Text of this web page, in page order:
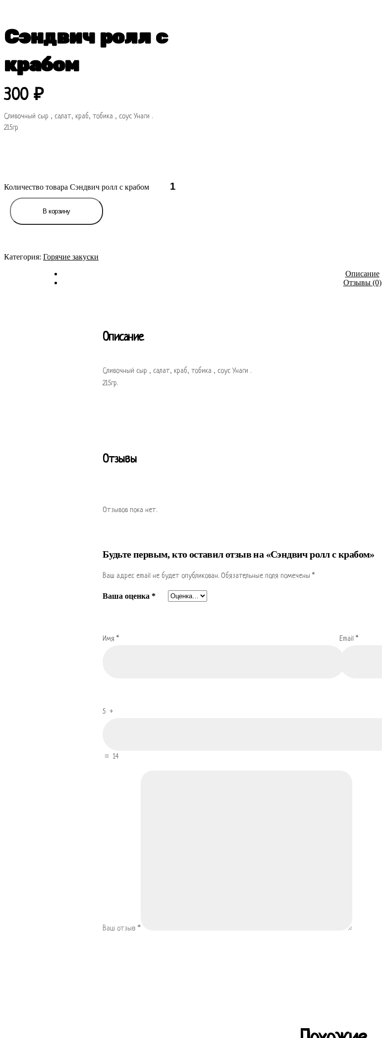
Сэндвич ролл с
крабом
300₽
Сливочный сыр , салат, краб, тобика , соус Унаги .
215гр
Количество товара Сэндвич ролл с крабом
В корзину
Категория: Горячие закуски
Описание
Отзывы (0)
Описание
Сливочный сыр , салат, краб, тобика , соус Унаги .
215гр.
Отзывы
Отзывов пока нет.
Будьте первым, кто оставил отзыв на «Сэндвич ролл с крабом»
Ваш адрес email не будет опубликован. Обязательные поля помечены*
Имя* Email*
5 +
= 14
Ваша оценка*
Ваш отзыв*